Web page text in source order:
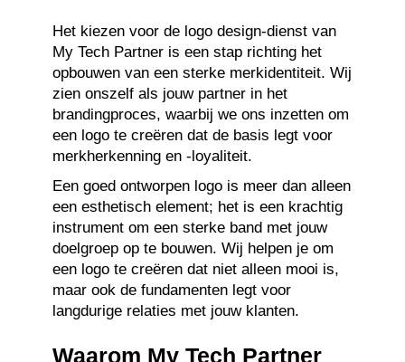
Het kiezen voor de logo design-dienst van
My Tech Partner is een stap richting het
opbouwen van een sterke merkidentiteit. Wij
zien onszelf als jouw partner in het
brandingproces, waarbij we ons inzetten om
een logo te creëren dat de basis legt voor
merkherkenning en -loyaliteit.
Een goed ontworpen logo is meer dan alleen
een esthetisch element; het is een krachtig
instrument om een sterke band met jouw
doelgroep op te bouwen. Wij helpen je om
een logo te creëren dat niet alleen mooi is,
maar ook de fundamenten legt voor
langdurige relaties met jouw klanten.
Waarom My Tech Partner